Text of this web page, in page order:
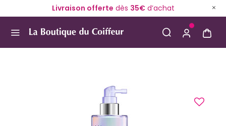
Livraison offerte dès 35€d’achat